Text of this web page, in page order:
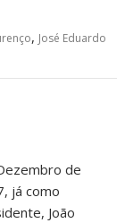
, José Eduardo
de
já como
João